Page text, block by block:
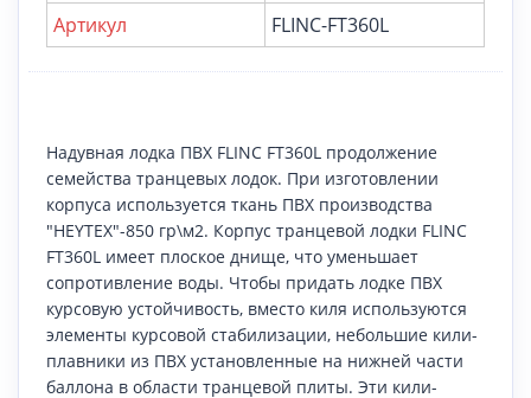
Артикул
FLINC-FT360L
Надувная лодка ПВХ FLINC FT360L продолжение
семейства транцевых лодок. При изготовлении
корпуса используется ткань ПВХ производства
"HEYTEX"-850 гр\м2. Корпус транцевой лодки FLINC
FT360L имеет плоское днище, что уменьшает
сопротивление воды. Чтобы придать лодке ПВХ
курсовую устойчивость, вместо киля используются
элементы курсовой стабилизации, небольшие кили-
плавники из ПВХ установленные на нижней части
баллона в области транцевой плиты. Эти кили-